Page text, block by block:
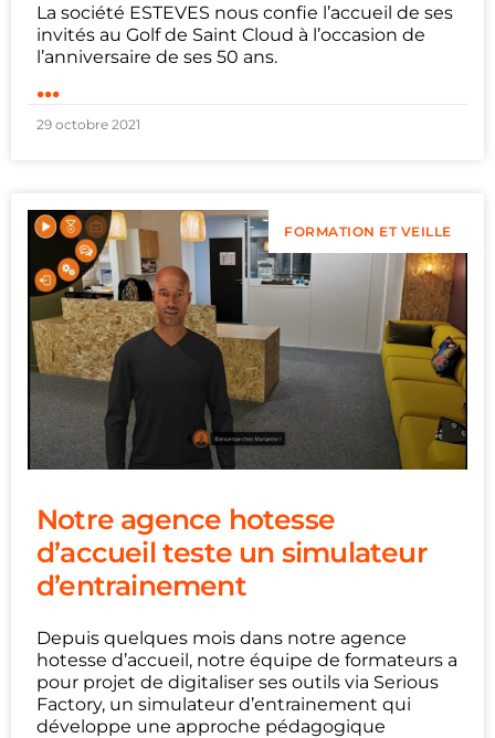
La société ESTEVES nous confie l’accueil de ses
invités au Golf de Saint Cloud à l’occasion de
l’anniversaire de ses 50 ans.
...
29 octobre 2021
FORMATION ET VEILLE
Notre agence hotesse
d’accueil teste un simulateur
d’entrainement
Depuis quelques mois dans notre agence
hotesse d’accueil, notre équipe de formateurs a
pour projet de digitaliser ses outils via Serious
Factory, un simulateur d’entrainement qui
développe une approche pédagogique